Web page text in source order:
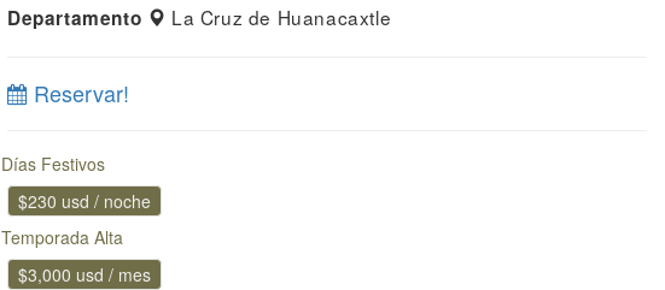
Departamento La Cruz de Huanacaxtle
Reservar!
Días Festivos
$230 usd / noche
Temporada Alta
$3,000 usd / mes